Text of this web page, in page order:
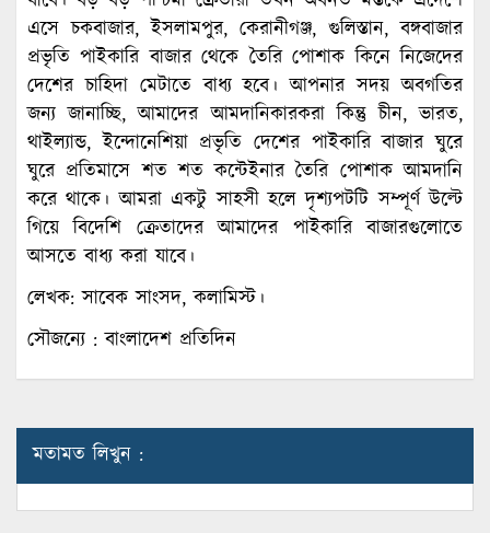
এসে চকবাজার, ইসলামপুর, কেরানীগঞ্জ, গুলিস্তান, বঙ্গবাজার
প্রভৃতি পাইকারি বাজার থেকে তৈরি পোশাক কিনে নিজেদের
দেশের চাহিদা মেটাতে বাধ্য হবে। আপনার সদয় অবগতির
জন্য জানাচ্ছি, আমাদের আমদানিকারকরা কিন্তু চীন, ভারত,
থাইল্যান্ড, ইন্দোনেশিয়া প্রভৃতি দেশের পাইকারি বাজার ঘুরে
ঘুরে প্রতিমাসে শত শত কন্টেইনার তৈরি পোশাক আমদানি
করে থাকে। আমরা একটু সাহসী হলে দৃশ্যপটটি সম্পূর্ণ উল্টে
গিয়ে বিদেশি ক্রেতাদের আমাদের পাইকারি বাজারগুলোতে
আসতে বাধ্য করা যাবে।
লেখক: সাবেক সাংসদ, কলামিস্ট।
সৌজন্যে : বাংলাদেশ প্রতিদিন
মতামত লিখুন :